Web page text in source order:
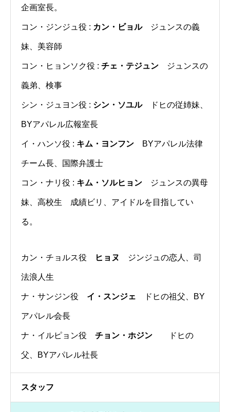
企画室長。
コン・ジンジュ役 : カン・ビョルジュンスの義
妹、美容師
コン・ヒョンソク役 : チェ・テジュン ジュンスの
義弟、検事
シン・ジュヨン役 : シン・ソユルドヒの従姉妹、
BYアパレル広報室長
イ・ハンソ役 : キム・ヨンフン BYアパレル法律
チーム長、国際弁護士
コン・ナリ役 : キム・ソルヒョン ジュンスの異母
妹、高校生 成績ビリ、アイドルを目指してい
る。
カン・チョルス役 ヒョヌ ジンジュの恋人、司
法浪人生
ナ・サンジン役 イ・スンジェ ドヒの祖父、BY
アパレル会長
ナ・イルピョン役 チョン・ホジン ドヒの
父、BYアパレル社長
スタッフ